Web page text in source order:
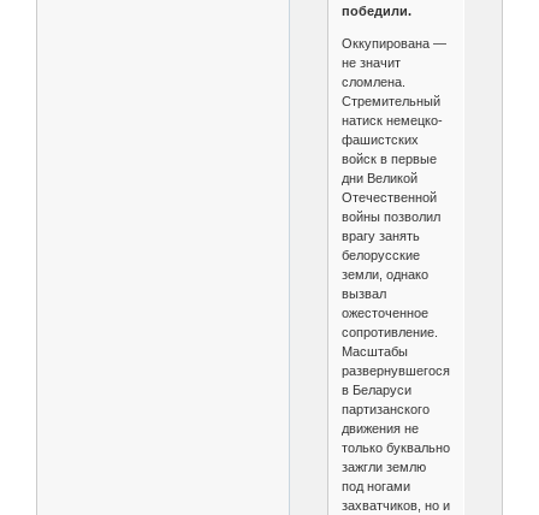
победили.
Оккупирована —
не значит
сломлена.
Стремительный
натиск немецко-
фашистских
войск в первые
дни Великой
Отечественной
войны позволил
врагу занять
белорусские
земли, однако
вызвал
ожесточенное
сопротивление.
Масштабы
развернувшегося
в Беларуси
партизанского
движения не
только буквально
зажгли землю
под ногами
захватчиков, но и